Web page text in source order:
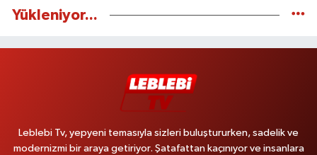
Yükleniyor...
Leblebi Tv, yepyeni temasıyla sizleri buluştururken, sadelik ve
modernizmi bir araya getiriyor. Şatafattan kaçınıyor ve insanlara